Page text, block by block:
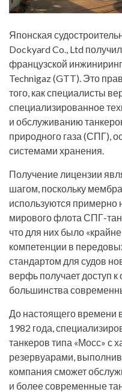
Японская
Dockyard Co., Ltd
французской
Technigaz (GTT). Это
того, как специалисты
специализированное
и обслуживанию
природного газа (СПГ),
системами хранения.
Получение лицензии
шагом, поскольку
используются примерно
мирового флота СПГ-
что для них было
компетенции в
стандартом для судов
верфь получает доступ
большинства
До настоящего времени
1982 года,
танкеров типа «Мосс» с
резервуарами,
компания сможет
и более современные